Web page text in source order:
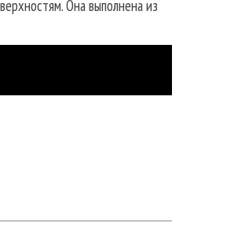
Она выполнена из